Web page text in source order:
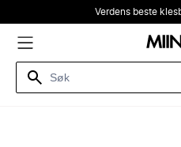
Verdens beste